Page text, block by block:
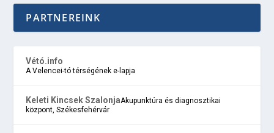
PARTNEREINK
Vétó.info
A Velencei-tó térségének e-lapja
Keleti Kincsek SzalonjaAkupunktúra és diagnosztikai
központ, Székesfehérvár